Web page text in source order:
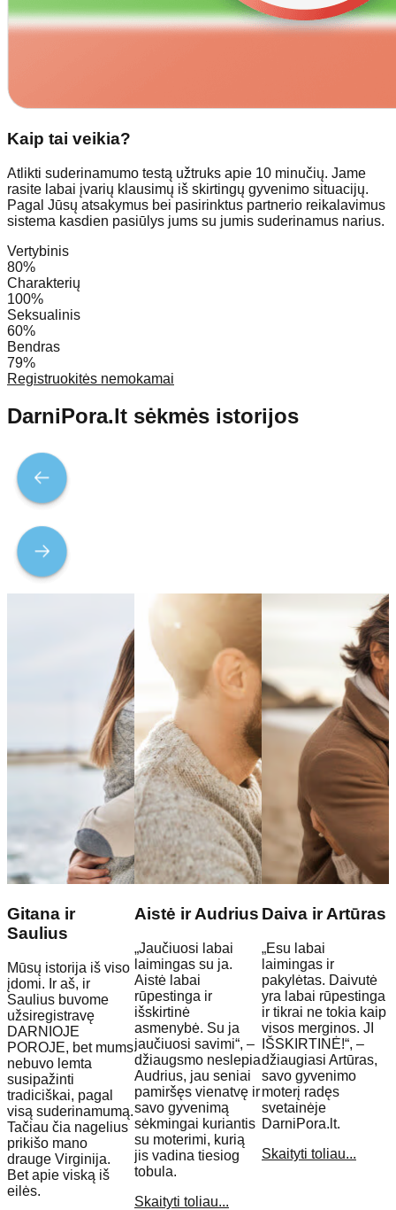
Kaip tai veikia?
Atlikti suderinamumo testą užtruks apie 10 minučių. Jame
rasite labai įvarių klausimų iš skirtingų gyvenimo situacijų.
Pagal Jūsų atsakymus bei pasirinktus partnerio reikalavimus
sistema kasdien pasiūlys jums su jumis suderinamus narius.
Vertybinis
80%
Charakterių
100%
Seksualinis
60%
Bendras
79%
Registruokitės nemokamai
DarniPora.lt sėkmės istorijos
Gitana ir
Saulius
Mūsų istorija iš viso
įdomi. Ir aš, ir
Saulius buvome
užsiregistravę
DARNIOJE
POROJE, bet mums
nebuvo lemta
susipažinti
tradiciškai, pagal
visą suderinamumą.
Tačiau čia nagelius
prikišo mano
drauge Virginija.
Bet apie viską iš
eilės.
Aistė ir Audrius
„Jaučiuosi labai
laimingas su ja.
Aistė labai
rūpestinga ir
išskirtinė
asmenybė. Su ja
jaučiuosi savimi“, –
džiaugsmo neslepia
Audrius, jau seniai
pamiršęs vienatvę ir
savo gyvenimą
sėkmingai kuriantis
su moterimi, kurią
jis vadina tiesiog
tobula.
Skaityti toliau...
Daiva ir Artūras
„Esu labai
laimingas ir
pakylėtas. Daivutė
yra labai rūpestinga
ir tikrai ne tokia kaip
visos merginos. JI
IŠSKIRTINĖ!“, –
džiaugiasi Artūras,
savo gyvenimo
moterį radęs
svetainėje
DarniPora.lt.
Skaityti toliau...